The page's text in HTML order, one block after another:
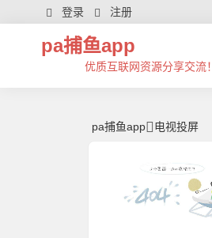
电视投屏 | 芊芊精典-pa捕鱼app
登录 注册
pa捕鱼app
优质互联网资源分享交流！
pa捕鱼app 电视投屏